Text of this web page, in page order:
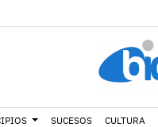
SUCESOS CULTURA